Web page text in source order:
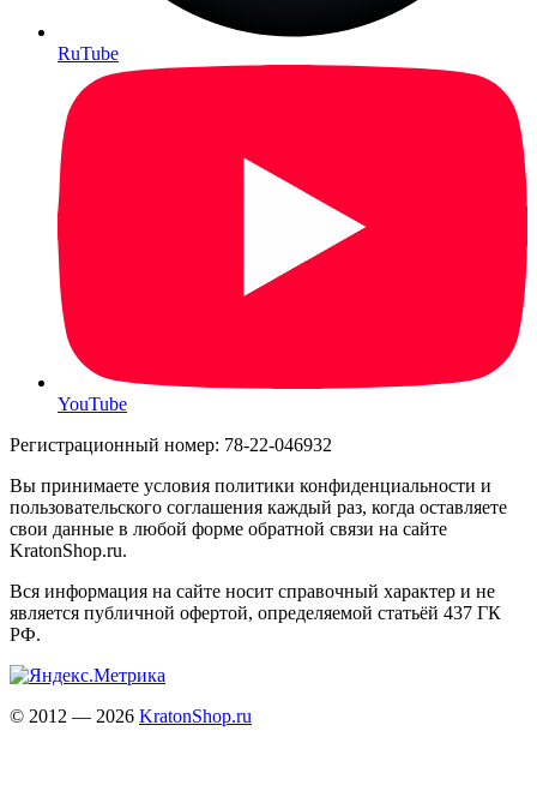
RuTube
YouTube
Регистрационный номер: 78-22-046932
Вы принимаете условия политики конфиденциальности и
пользовательского соглашения каждый раз, когда оставляете
свои данные в любой форме обратной связи на сайте
KratonShop.ru.
Вся информация на сайте носит справочный характер и не
является публичной офертой, определяемой статьёй 437 ГК
РФ.
© 2012 — 2026 KratonShop.ru